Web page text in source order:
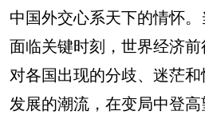
中国外交心系天下的情怀
面临关键时刻，世界经济
对各国出现的分歧、迷茫
发展的潮流，在变局中登